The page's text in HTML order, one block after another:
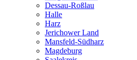
Dessau-Roßlau
Halle
Harz
Jerichower Land
Mansfeld-Südharz
Magdeburg